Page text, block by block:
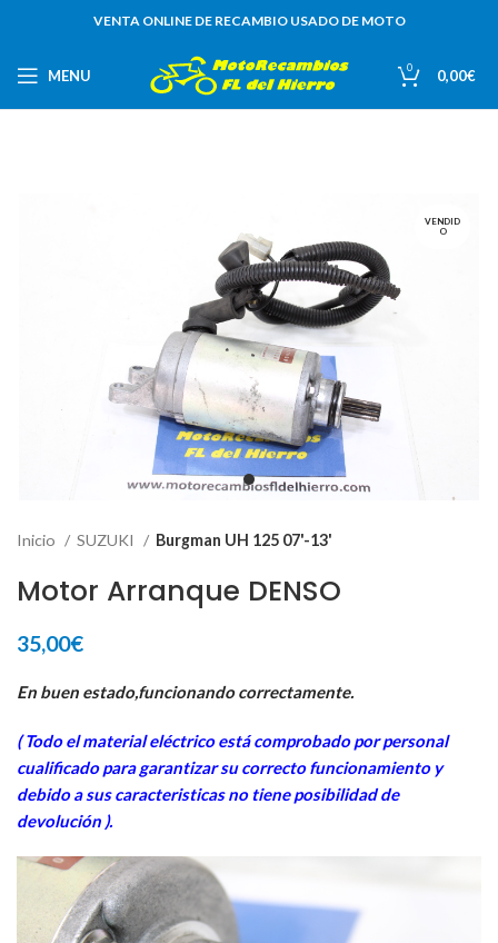
VENTA ONLINE DE RECAMBIO USADO DE MOTO
MENU 0 0,00€
VENDID
O
Inicio SUZUKI Burgman UH 125 07'-13'
Motor Arranque DENSO
35,00€
En buen estado,funcionando correctamente.
( Todo el material eléctrico está comprobado por personal
cualificado para garantizar su correcto funcionamiento y
debido a sus caracteristicas no tiene posibilidad de
devolución ).